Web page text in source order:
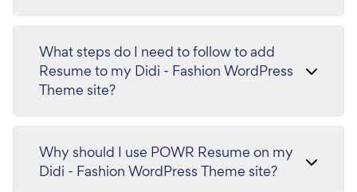
What steps do I need to follow to add
Resume to my Didi - Fashion WordPress
Theme site?
Why should I use POWR Resume on my
Didi - Fashion WordPress Theme site?